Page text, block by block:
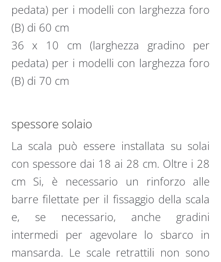
pedata) per i modelli con larghezza foro
(B) di 60 cm
36 x 10 cm (larghezza gradino per
pedata) per i modelli con larghezza foro
(B) di 70 cm
spessore solaio
La scala può essere installata su solai
con spessore dai 18 ai 28 cm. Oltre i 28
cm Si, è necessario un rinforzo alle
barre filettate per il fissaggio della scala
e, se necessario, anche gradini
intermedi per agevolare lo sbarco in
mansarda. Le scale retrattili non sono